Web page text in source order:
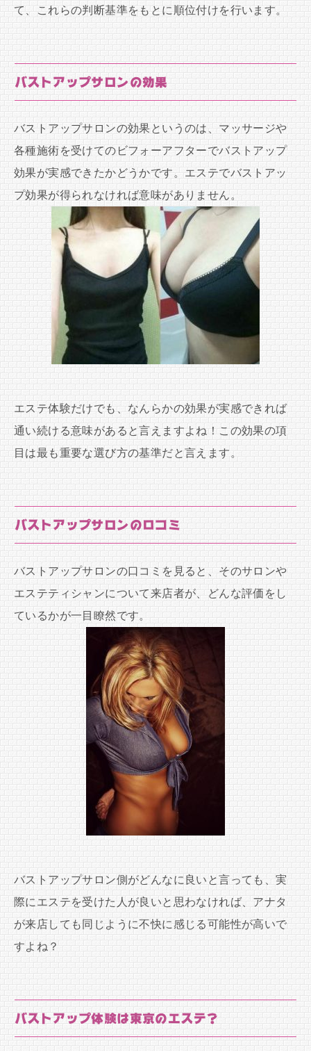
て、これらの判断基準をもとに順位付けを行います。
バストアップサロンの効果
バストアップサロンの効果というのは、マッサージや
各種施術を受けてのビフォーアフターでバストアップ
効果が実感できたかどうかです。エステでバストアッ
プ効果が得られなければ意味がありません。
エステ体験だけでも、なんらかの効果が実感できれば
通い続ける意味があると言えますよね！この効果の項
目は最も重要な選び方の基準だと言えます。
バストアップサロンの口コミ
バストアップサロンの口コミを見ると、そのサロンや
エステティシャンについて来店者が、どんな評価をし
ているかが一目瞭然です。
バストアップサロン側がどんなに良いと言っても、実
際にエステを受けた人が良いと思わなければ、アナタ
が来店しても同じように不快に感じる可能性が高いで
すよね？
バストアップ体験は東京のエステ？